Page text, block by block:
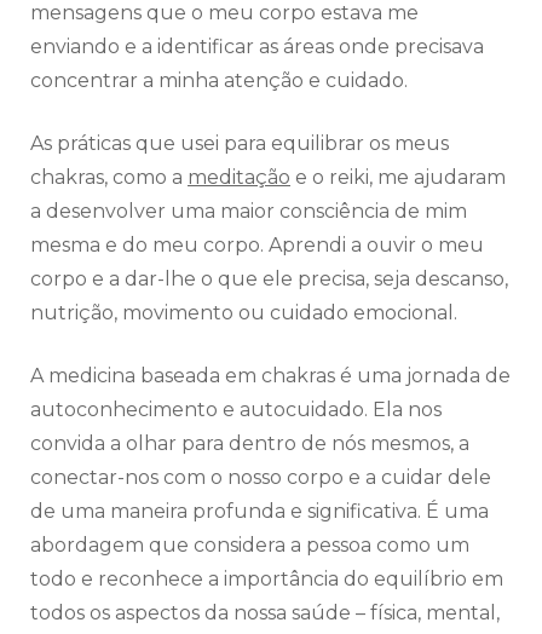
mensagens que o meu corpo estava me
enviando e a identificar as áreas onde precisava
concentrar a minha atenção e cuidado.
As práticas que usei para equilibrar os meus
chakras, como a meditação e o reiki, me ajudaram
a desenvolver uma maior consciência de mim
mesma e do meu corpo. Aprendi a ouvir o meu
corpo e a dar-lhe o que ele precisa, seja descanso,
nutrição, movimento ou cuidado emocional.
A medicina baseada em chakras é uma jornada de
autoconhecimento e autocuidado. Ela nos
convida a olhar para dentro de nós mesmos, a
conectar-nos com o nosso corpo e a cuidar dele
de uma maneira profunda e significativa. É uma
abordagem que considera a pessoa como um
todo e reconhece a importância do equilíbrio em
todos os aspectos da nossa saúde – física, mental,